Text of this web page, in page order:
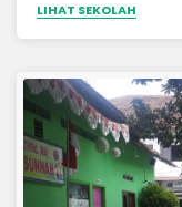
LIHAT SEKOLAH